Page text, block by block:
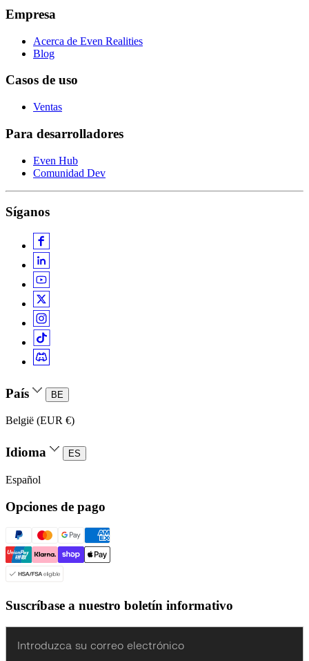
Empresa
Acerca de Even Realities
Blog
Casos de uso
Ventas
Para desarrolladores
Even Hub
Comunidad Dev
Síganos
País BE
België (EUR €)
Idioma ES
Español
Opciones de pago
Suscríbase a nuestro boletín informativo